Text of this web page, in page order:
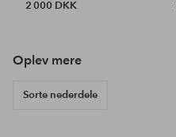
2 000 DKK
Oplev mere
Sorte nederdele